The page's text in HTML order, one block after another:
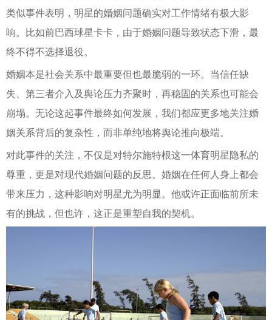
类似事件表明，明星的婚姻问题确实对工作情绪有极大影
响。比如前巴西球星卡卡，由于婚姻问题导致状态下滑，最
终不得不选择退役。
婚姻本是社会关系中最重要但也最脆弱的一环。当信任缺
失、第三者介入及舆论压力齐聚时，再稳固的关系也可能会
崩塌。无论这起事件最终如何发展，我们都应更多地关注婚
姻关系背后的复杂性，而非单纯地将舆论推向极端。
对此事件的关注，不仅是对特尔施特根这一体育明星隐私的
尊重，更是对现代婚姻问题的反思。婚姻在任何人身上都会
带来压力，这种影响对明星尤为明显。他或许正面临前所未
有的挑战，但也许，这正是重塑自我的契机。